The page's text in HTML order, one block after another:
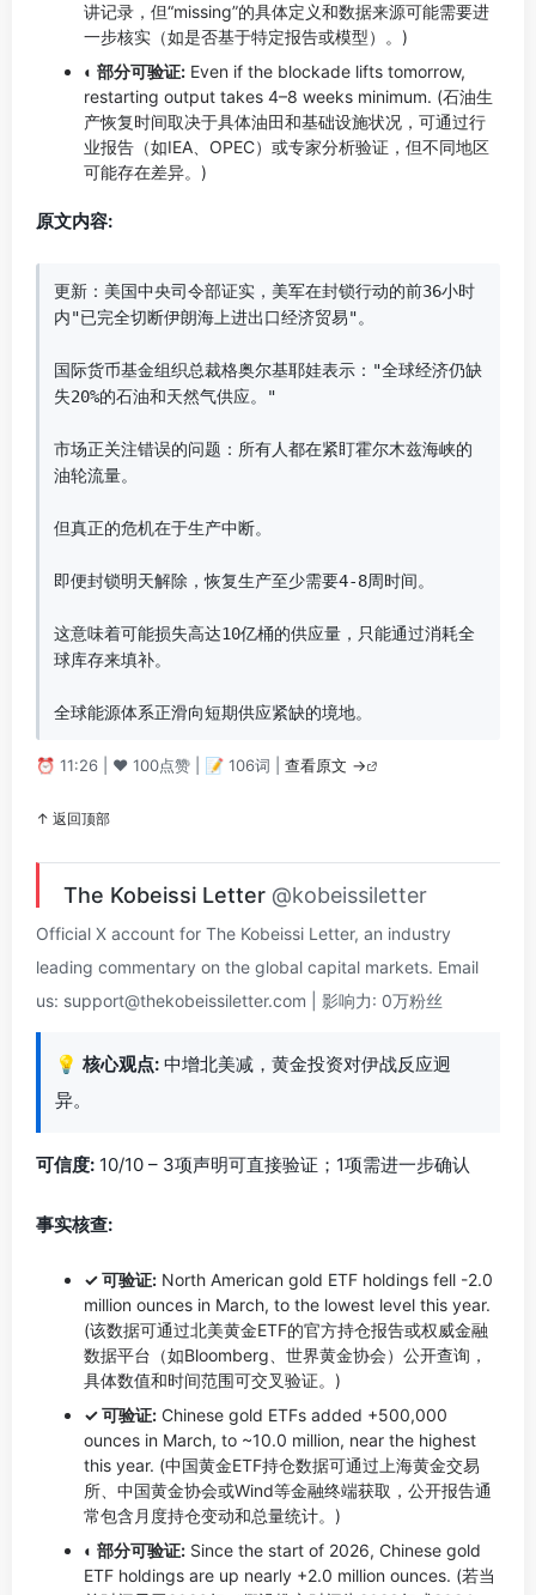
讲记录，但“missing”的具体定义和数据来源可能需要进
一步核实（如是否基于特定报告或模型）。)
◐ 部分可验证: Even if the blockade lifts tomorrow,
restarting output takes 4–8 weeks minimum. (石油生
产恢复时间取决于具体油田和基础设施状况，可通过行
业报告（如IEA、OPEC）或专家分析验证，但不同地区
可能存在差异。)
原文内容:
更新：美国中央司令部证实，美军在封锁行动的前36小时
内"已完全切断伊朗海上进出口经济贸易"。
国际货币基金组织总裁格奥尔基耶娃表示："全球经济仍缺
失20%的石油和天然气供应。"
市场正关注错误的问题：所有人都在紧盯霍尔木兹海峡的
油轮流量。
但真正的危机在于生产中断。
即便封锁明天解除，恢复生产至少需要4-8周时间。
这意味着可能损失高达10亿桶的供应量，只能通过消耗全
球库存来填补。
全球能源体系正滑向短期供应紧缺的境地。
⏰ 11:26 | ❤️ 100点赞 | 📝 106词 | 查看原文 →
↑ 返回顶部
The Kobeissi Letter @kobeissiletter
Official X account for The Kobeissi Letter, an industry
leading commentary on the global capital markets. Email
us: support@thekobeissiletter.com | 影响力: 0万粉丝
💡 核心观点: 中增北美减，黄金投资对伊战反应迥
异。
可信度: 10/10 – 3项声明可直接验证；1项需进一步确认
事实核查:
✓ 可验证: North American gold ETF holdings fell -2.0
million ounces in March, to the lowest level this year.
(该数据可通过北美黄金ETF的官方持仓报告或权威金融
数据平台（如Bloomberg、世界黄金协会）公开查询，
具体数值和时间范围可交叉验证。)
✓ 可验证: Chinese gold ETFs added +500,000
ounces in March, to ~10.0 million, near the highest
this year. (中国黄金ETF持仓数据可通过上海黄金交易
所、中国黄金协会或Wind等金融终端获取，公开报告通
常包含月度持仓变动和总量统计。)
◐ 部分可验证: Since the start of 2026, Chinese gold
ETF holdings are up nearly +2.0 million ounces. (若当